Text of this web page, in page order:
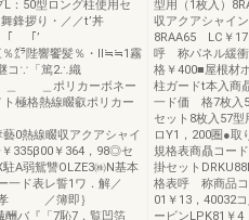
50型ロング柱使用セ
鋒拶り・／／t’丼
「’
陛響饗髪％・ll≒≒1霧
継コ∵「篤2∴織
＿ポリカーボネー
極格熱線畷叡ポリカー
使用
線畷収アクアシャイ
335β00￥364，98◎セ
A弱鴛讐OLZE3㈱N基本
一ド表レ誓1ワ．解／
孝 ／簿即｝
バ『「7恥7．覧凹箔
型用（1枚入）
収アクアシャイ
8RAA65 LC￥
呼 称パネル緩
格￥400■屋根材
柱ガードt本入
一ド価 格7枚入
セット8枚入57型
ロY1，200圏●取
規格表商贔コー
掛セット
格表呼 称商品
01￥13，40032
ービンLPK81￥